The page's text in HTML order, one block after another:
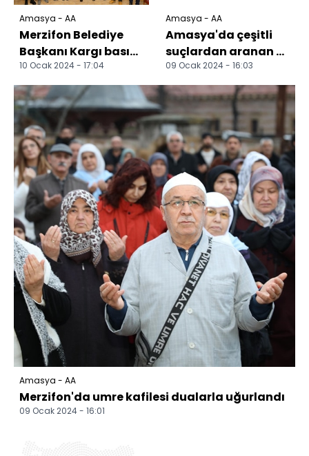
Amasya - AA
Merzifon Belediye
Başkanı Kargı basın
mensuplarıyla
buluştu
10 Ocak 2024 - 17:04
Amasya - AA
Amasya'da çeşitli
suçlardan aranan 4
firari hükümlü
yakalandı
09 Ocak 2024 - 16:03
Amasya - AA
Merzifon'da umre kafilesi dualarla uğurlandı
09 Ocak 2024 - 16:01